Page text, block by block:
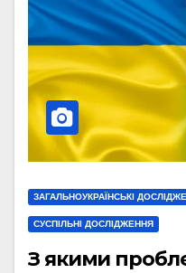
ЗАГАЛЬНОУКРАЇНСЬКІ
СУСПІЛЬНІ ДОСЛІДЖЕННЯ
З якими